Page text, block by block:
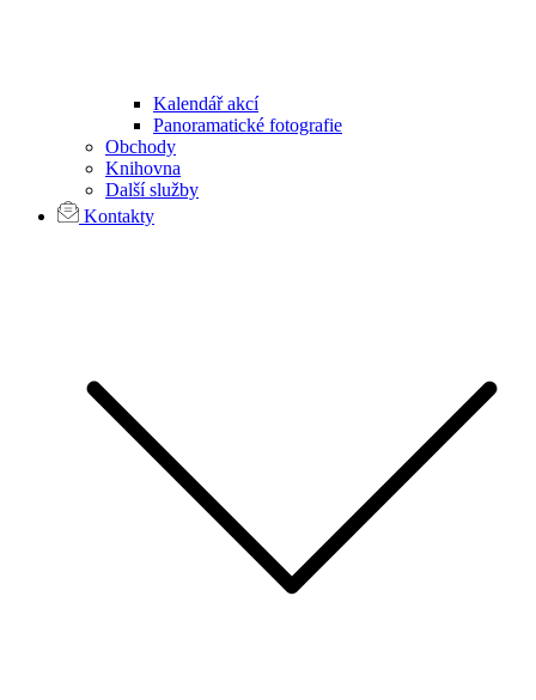
Kalendář akcí
Panoramatické fotografie
Obchody
Knihovna
Další služby
Kontakty